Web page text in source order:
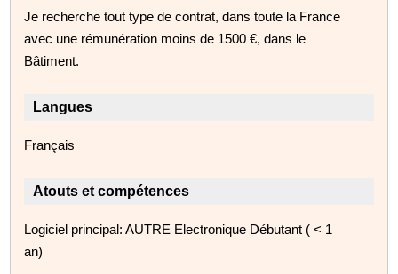
Je recherche tout type de contrat, dans toute la France
avec une rémunération moins de 1500 €, dans le
Bâtiment.
Langues
Français
Atouts et compétences
Logiciel principal: AUTRE Electronique Débutant ( < 1
an)